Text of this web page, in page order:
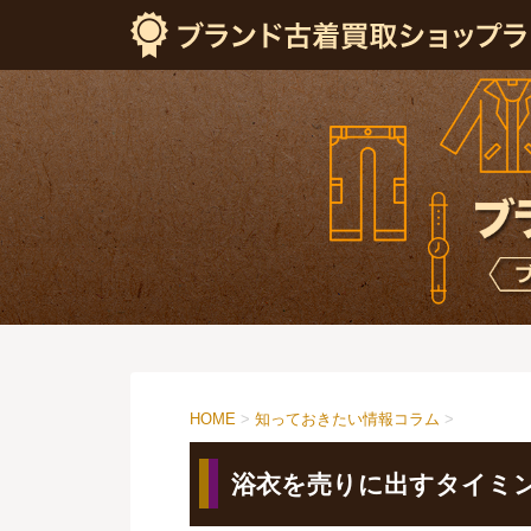
HOME > 知っておきたい情報コラム >
浴衣を売りに出すタイミ